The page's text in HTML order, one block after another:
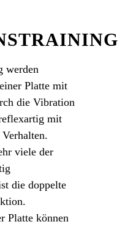
werden
Platte mit
die Vibration
mit
viele der
die doppelte
Platte können